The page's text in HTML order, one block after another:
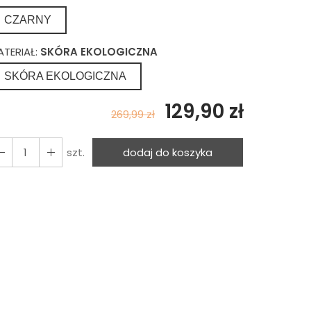
CZARNY
SKÓRA EKOLOGICZNA
SKÓRA EKOLOGICZNA
269,99 zł 129,90 zł
szt. dodaj do koszyka